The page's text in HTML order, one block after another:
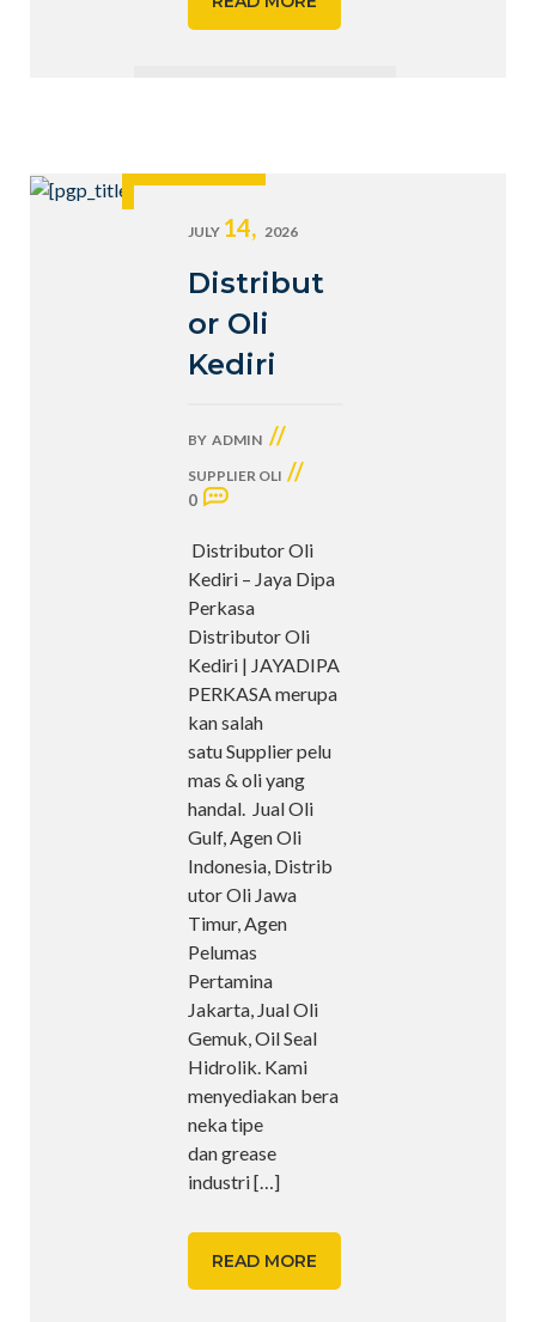
JULY 14, 2026
Distribut
or Oli
Kediri
BY ADMIN //
SUPPLIER OLI //
0
Distributor Oli
Kediri – Jaya Dipa
Perkasa
Distributor Oli
Kediri | JAYADIPA
PERKASA merupa
kan salah
satu Supplier pelu
mas & oli yang
handal. Jual Oli
Gulf, Agen Oli
Indonesia, Distrib
utor Oli Jawa
Timur, Agen
Pelumas
Pertamina
Jakarta, Jual Oli
Gemuk, Oil Seal
Hidrolik. Kami
menyediakan bera
neka tipe
dan grease
industri[…]
READ MORE